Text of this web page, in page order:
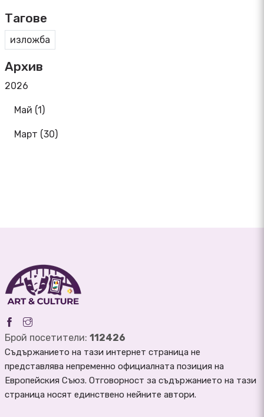
Тагове
изложба
Архив
2026
Май (1)
Март (30)
Брой посетители: 112426
Съдържанието на тази интернет страница не
представлява непременно официалната позиция на
Европейския Съюз. Отговорност за съдържанието на тази
страница носят единствено нейните автори.